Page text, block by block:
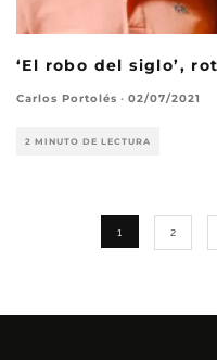
‘El robo del siglo’,
Carlos Portolés · 02/07/2021
2 MINUTO DE LECTURA
1 2